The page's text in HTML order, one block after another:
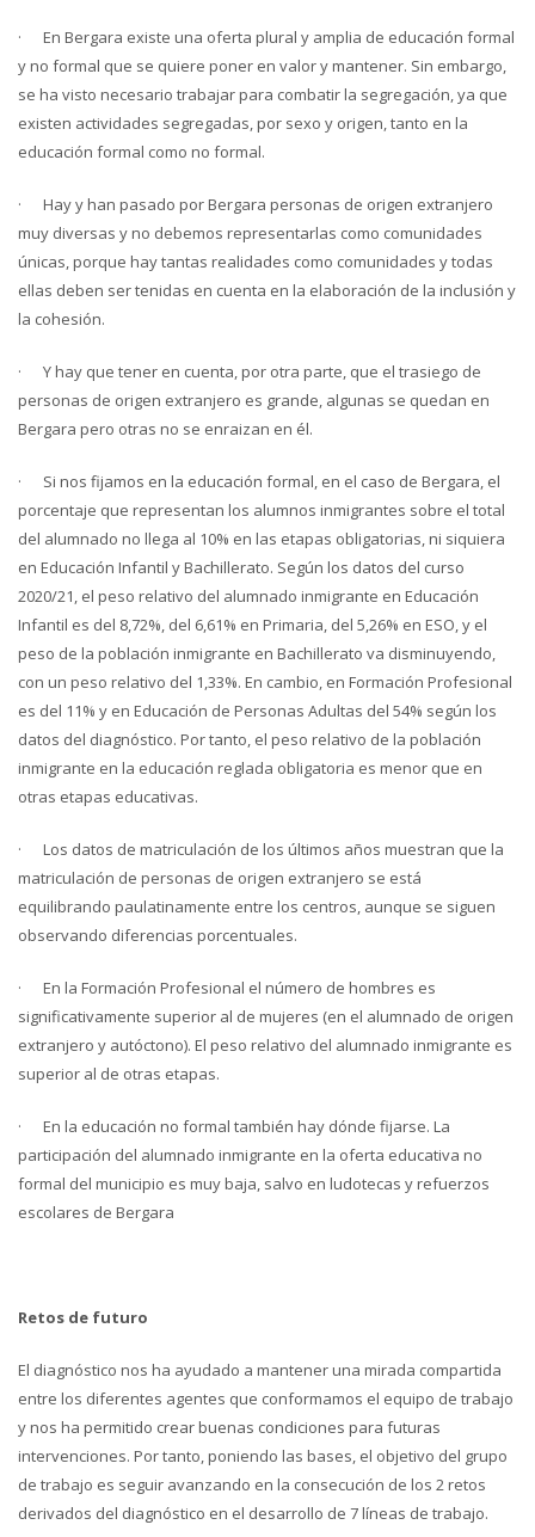
· En Bergara existe una oferta plural y amplia de educación formal
y no formal que se quiere poner en valor y mantener. Sin embargo,
se ha visto necesario trabajar para combatir la segregación, ya que
existen actividades segregadas, por sexo y origen, tanto en la
educación formal como no formal.
· Hay y han pasado por Bergara personas de origen extranjero
muy diversas y no debemos representarlas como comunidades
únicas, porque hay tantas realidades como comunidades y todas
ellas deben ser tenidas en cuenta en la elaboración de la inclusión y
la cohesión.
· Y hay que tener en cuenta, por otra parte, que el trasiego de
personas de origen extranjero es grande, algunas se quedan en
Bergara pero otras no se enraizan en él.
· Si nos fijamos en la educación formal, en el caso de Bergara, el
porcentaje que representan los alumnos inmigrantes sobre el total
del alumnado no llega al 10% en las etapas obligatorias, ni siquiera
en Educación Infantil y Bachillerato. Según los datos del curso
2020/21, el peso relativo del alumnado inmigrante en Educación
Infantil es del 8,72%, del 6,61% en Primaria, del 5,26% en ESO, y el
peso de la población inmigrante en Bachillerato va disminuyendo,
con un peso relativo del 1,33%. En cambio, en Formación Profesional
es del 11% y en Educación de Personas Adultas del 54% según los
datos del diagnóstico. Por tanto, el peso relativo de la población
inmigrante en la educación reglada obligatoria es menor que en
otras etapas educativas.
· Los datos de matriculación de los últimos años muestran que la
matriculación de personas de origen extranjero se está
equilibrando paulatinamente entre los centros, aunque se siguen
observando diferencias porcentuales.
· En la Formación Profesional el número de hombres es
significativamente superior al de mujeres (en el alumnado de origen
extranjero y autóctono). El peso relativo del alumnado inmigrante es
superior al de otras etapas.
· En la educación no formal también hay dónde fijarse. La
participación del alumnado inmigrante en la oferta educativa no
formal del municipio es muy baja, salvo en ludotecas y refuerzos
escolares de Bergara
Retos de futuro
El diagnóstico nos ha ayudado a mantener una mirada compartida
entre los diferentes agentes que conformamos el equipo de trabajo
y nos ha permitido crear buenas condiciones para futuras
intervenciones. Por tanto, poniendo las bases, el objetivo del grupo
de trabajo es seguir avanzando en la consecución de los 2 retos
derivados del diagnóstico en el desarrollo de 7 líneas de trabajo.